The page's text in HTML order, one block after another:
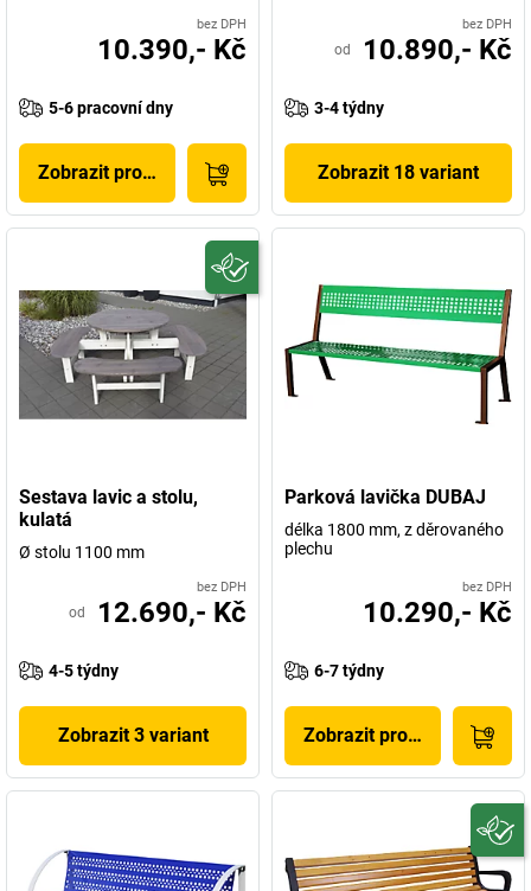
bez DPH
10.390,- Kč
5-6 pracovní dny
Zobrazit produkt
bez DPH
od 10.890,- Kč
3-4 týdny
Zobrazit 18 variant
Sestava lavic a stolu,
kulatá
Ø stolu 1100 mm
bez DPH
od 12.690,- Kč
4-5 týdny
Zobrazit 3 variant
Parková lavička DUBAJ
délka 1800 mm, z děrovaného
plechu
bez DPH
10.290,- Kč
6-7 týdny
Zobrazit produkt